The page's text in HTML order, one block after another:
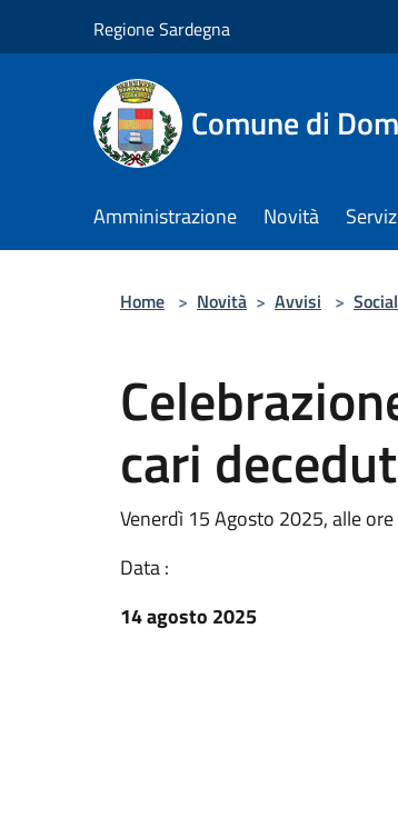
Regione Sardegna
Comune di
Amministrazione Novità
Home > Novità > Avvisi >
cari
Venerdì 15 Agosto 2025, alle
Data :
14 agosto 2025